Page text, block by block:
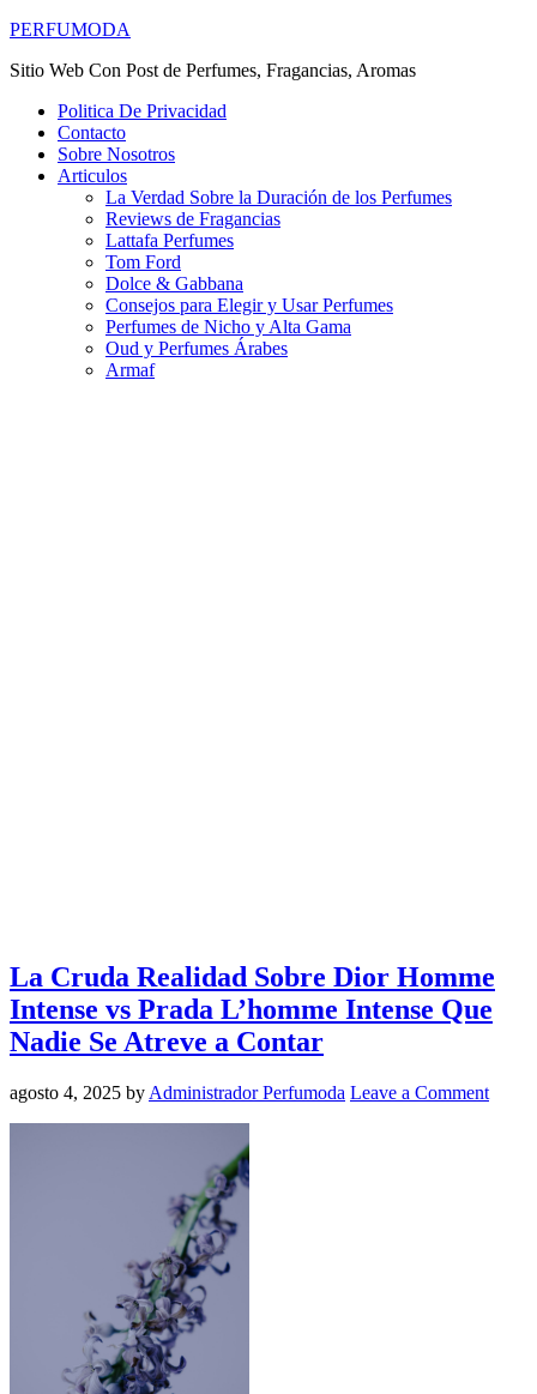
PERFUMODA
Sitio Web Con Post de Perfumes, Fragancias, Aromas
Politica De Privacidad
Contacto
Sobre Nosotros
Articulos
La Verdad Sobre la Duración de los Perfumes
Reviews de Fragancias
Lattafa Perfumes
Tom Ford
Dolce & Gabbana
Consejos para Elegir y Usar Perfumes
Perfumes de Nicho y Alta Gama
Oud y Perfumes Árabes
Armaf
La Cruda Realidad Sobre Dior Homme
Intense vs Prada L’homme Intense Que
Nadie Se Atreve a Contar
agosto 4, 2025 by Administrador Perfumoda Leave a Comment